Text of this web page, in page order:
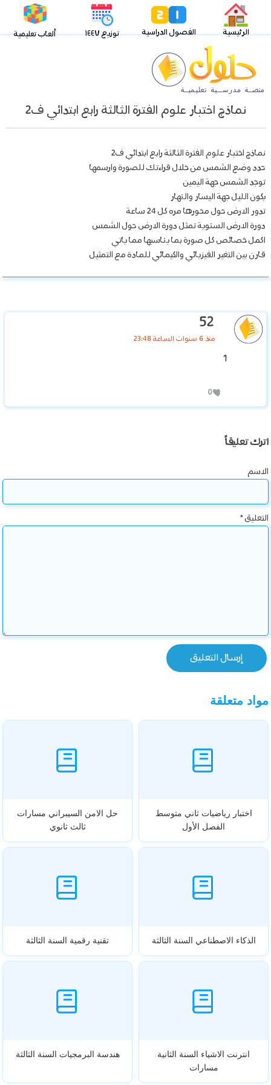
الرئيسية الفصول الدراسية توزيع ١٤٤٧ ألعاب تعليمية
نماذج اختبار علوم الفترة الثالثة رابع ابتدائي ف2
نماذج اختبار علوم الفترة الثالثة رابع ابتدائي ف2
حدد وضع الشمس من خلال قراءتك للصورة وارسمها
توجد الشمس جهة اليمين
يكون الليل جهة اليسار والنهار
تدور الارض حول محورها مره كل 24 ساعة
دورة الارض السنوية تمثل دورة الارض حول الشمس
اكمل خصائص كل صورة بما يناسبها مما ياتي
قارن بين التغير الفيزيائي والكيمائي للمادة مع التمثيل
52
منذ 6 سنوات الساعة 23:48
1
0
اترك تعليقاً
الاسم
التعليق*
مواد متعلقة
اختبار رياضيات ثاني متوسط
الفصل الأول
حل الامن السيبراني مسارات
ثالث ثانوي
الذكاء الاصطناعي السنة الثالثة تقنية رقمية السنة الثالثة
انترنت الاشياء السنة الثانية
مسارات
هندسة البرمجيات السنة الثالثة